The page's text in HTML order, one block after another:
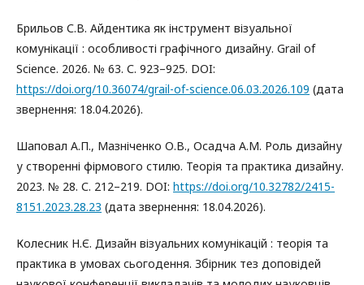
Брильов С.В. Айдентика як інструмент візуальної
комунікації : особливості графічного дизайну. Grail of
Science. 2026. № 63. С. 923–925. DOI:
https://doi.org/10.36074/grail-of-science.06.03.2026.109 (дата
звернення: 18.04.2026).
Шаповал А.П., Мазніченко О.В., Осадча А.М. Роль дизайну
у створенні фірмового стилю. Теорія та практика дизайну.
2023. № 28. С. 212–219. DOI: https://doi.org/10.32782/2415-
8151.2023.28.23 (дата звернення: 18.04.2026).
Колесник Н.Є. Дизайн візуальних комунікацій : теорія та
практика в умовах сьогодення. Збірник тез доповідей